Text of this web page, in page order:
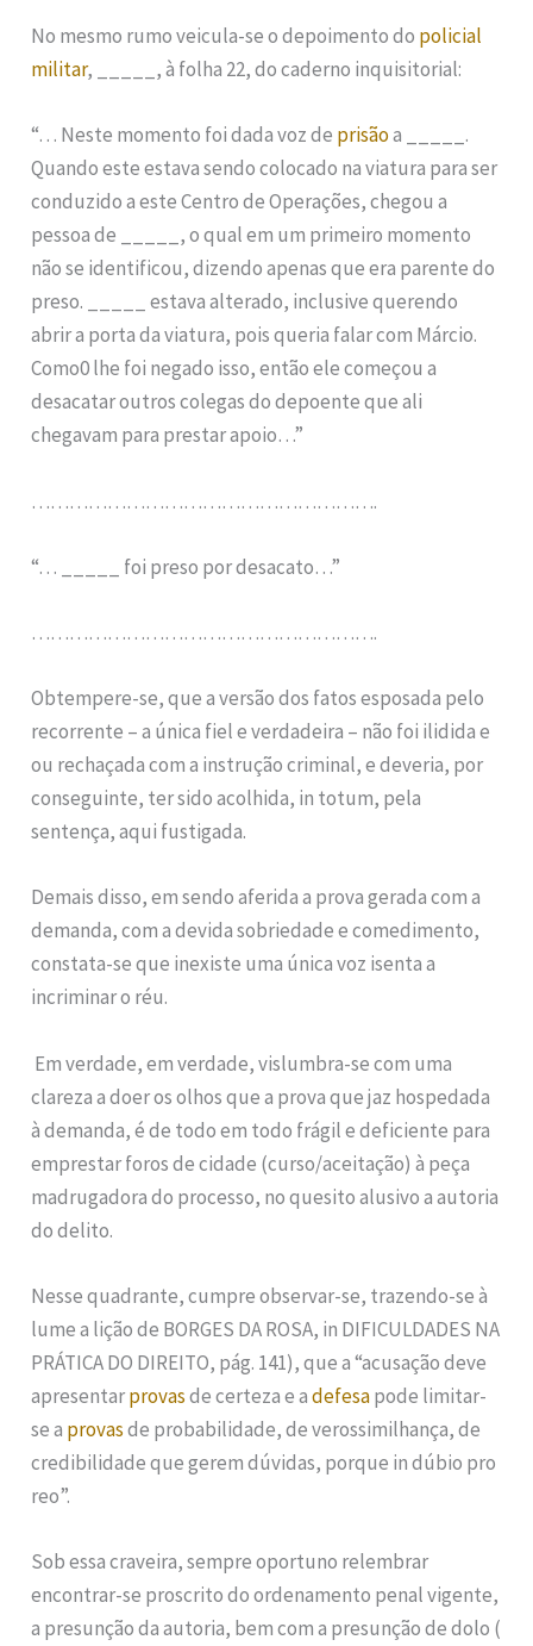
No mesmo rumo veicula-se o depoimento do policial
militar, _____, à folha 22, do caderno inquisitorial:
“… Neste momento foi dada voz de prisãoa _____.
Quando este estava sendo colocado na viatura para ser
conduzido a este Centro de Operações, chegou a
pessoa de _____, o qual em um primeiro momento
não se identificou, dizendo apenas que era parente do
preso. _____ estava alterado, inclusive querendo
abrir a porta da viatura, pois queria falar com Márcio.
Como0 lhe foi negado isso, então ele começou a
desacatar outros colegas do depoente que ali
chegavam para prestar apoio…”
……………………………………………….
“… _____ foi preso por desacato…”
……………………………………………….
Obtempere-se, que a versão dos fatos esposada pelo
recorrente – a única fiel e verdadeira – não foi ilidida e
ou rechaçada com a instrução criminal, e deveria, por
conseguinte, ter sido acolhida, in totum, pela
sentença, aqui fustigada.
Demais disso, em sendo aferida a prova gerada com a
demanda, com a devida sobriedade e comedimento,
constata-se que inexiste uma única voz isenta a
incriminar o réu.
Em verdade, em verdade, vislumbra-se com uma
clareza a doer os olhos que a prova que jaz hospedada
à demanda, é de todo em todo frágil e deficiente para
emprestar foros de cidade (curso/aceitação) à peça
madrugadora do processo, no quesito alusivo a autoria
do delito.
Nesse quadrante, cumpre observar-se, trazendo-se à
lume a lição de BORGES DA ROSA, in DIFICULDADES NA
PRÁTICA DO DIREITO, pág. 141), que a “acusação deve
apresentarprovasde certeza e adefesapode limitar-
se a provasde probabilidade, de verossimilhança, de
credibilidade que gerem dúvidas, porque in dúbio pro
reo”.
Sob essa craveira, sempre oportuno relembrar
encontrar-se proscrito do ordenamento penal vigente,
a presunção da autoria, bem com a presunção de dolo (